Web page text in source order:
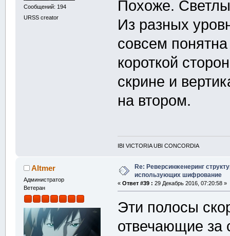
Сообщений: 194
URSS creator
Похоже.
Из разных
совсем
короткой
скрине и
на втором.
IBI VICTORIA UBI CONCORDIA
Altmer
Администратор
Ветеран
Re: Реверсинженеринг
использующих шифрование
«Ответ #39 : 29 Декабрь 2016, 07:20:58 »
Эти полосы
отвечающие за